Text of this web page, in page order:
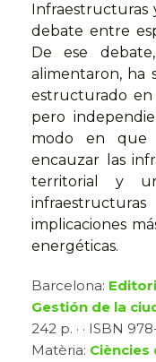
Infraestructuras
debate entre
De ese
alimentaron, ha
estructurado en
pero
modo en que
encauzar las
territorial y
implicaciones
energéticas.
Barcelona:
Gestión de la
242 p. · · ISBN
Matèria: Ciències